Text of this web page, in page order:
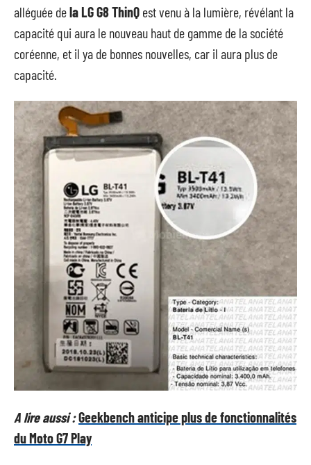
alléguée dela LG G8 ThinQ est venu à la lumière, révélant la
capacité qui aura le nouveau haut de gamme de la société
coréenne, et il ya de bonnes nouvelles, car il aura plus de
capacité.
A lire aussi :Geekbench anticipe plus de fonctionnalités
du Moto G7 Play